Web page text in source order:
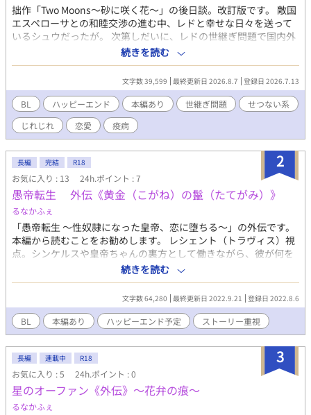
拙作「Two Moons～砂に咲く花～」の後日談。改訂版です。 敵国
エスペローサとの和睦交渉の進む中、レドと幸せな日々を送って
いるシュウだったが。 次第しだいに、レドの世継ぎ問題で国内外
からの圧力が強まってきて。 やがて王都ヨルムガルドには恐るべ
き災厄が訪れる――。 お世継ぎ問題で傷つき揺れるシュウと、そ
れを見ながら心を痛めるレドをはじめ、彼らを見守るノインやヴ
ォダリウス様もご登場。ちらっと北のあの方も……。 こういった
王朝ものでしかもＢＬだったら、どうやっても避けては通れない
お世継ぎ問題の話。 サイドストーリーにちょっとですがＮＬも含
みますのでご注意を。 外伝「湖畔にて」「黒き鎧の戦士」もお読
みのほうが分かりがいいかとは思いますが、お読みでなくとも分
かるようにはなっております。
続きを読む
文字数 39,599 最終更新日 2026.8.7 登録日 2026.7.13
BL ハッピーエンド 本編あり 世継ぎ問題
せつない系
じれじれ
恋愛 疫病
2
長編 完結 R18
お気に入り : 13 24h.ポイント : 7
愚帝転生 外伝《黄金（こがね）の鬣（たてがみ）》
るなかふぇ
「愚帝転生 ～性奴隷になった皇帝、恋に堕ちる～」の外伝です。
本編から読むことをお勧めします。 レシェント（トラヴィス）視
点。シンケルスや皇帝ちゃんの裏方として働きながら、彼が何を
思い、何を感じていたかなど、バックグラウンドを中心に描く予
定です。 ※R18や残酷描写のタグは保険です。 ※ムーンライトノ
続きを読む
文字数 64,280 最終更新日 2022.9.21 登録日 2022.8.6
BL 本編あり ハッピーエンド予定 ストーリー重視
3
長編 連載中 R18
お気に入り : 5 24h.ポイント : 0
星のオーファン《外伝》～花弁の痕～
るなかふぇ